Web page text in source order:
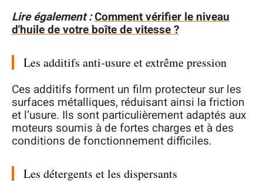
Lire également :Comment vérifier le niveau
d'huile de votre boîte de vitesse ?
Les additifs anti-usure et extrême pression
Ces additifs forment un film protecteur sur les
surfaces métalliques, réduisant ainsi la friction
et l’usure. Ils sont particulièrement adaptés aux
moteurs soumis à de fortes charges et à des
conditions de fonctionnement difficiles.
Les détergents et les dispersants